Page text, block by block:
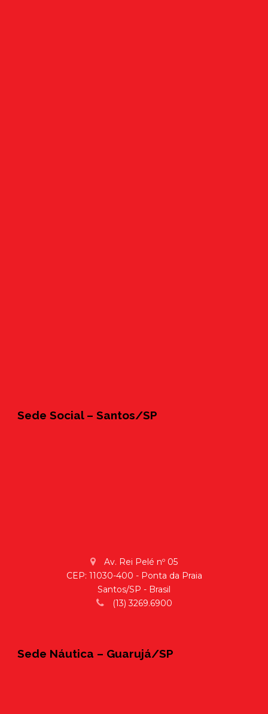
Sede Social – Santos/SP
Av. Rei Pelé nº 05
CEP: 11030-400 - Ponta da Praia
Santos/SP - Brasil
(13) 3269.6900
Sede Náutica – Guarujá/SP